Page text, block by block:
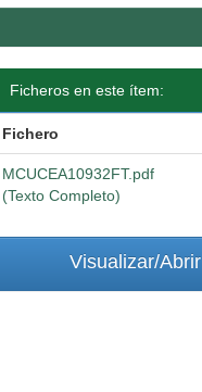
Ficheros en este ítem:
Fichero
MCUCEA10932FT.pdf
(Texto Completo)
Visualizar/Abrir